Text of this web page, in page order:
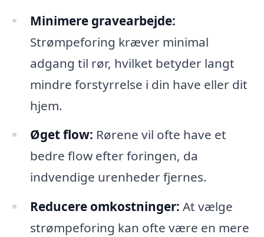
Minimere gravearbejde:
Strømpeforing kræver minimal
adgang til rør, hvilket betyder langt
mindre forstyrrelse i din have eller dit
hjem.
Øget flow: Rørene vil ofte have et
bedre flow efter foringen, da
indvendige urenheder fjernes.
Reducere omkostninger: At vælge
strømpeforing kan ofte være en mere